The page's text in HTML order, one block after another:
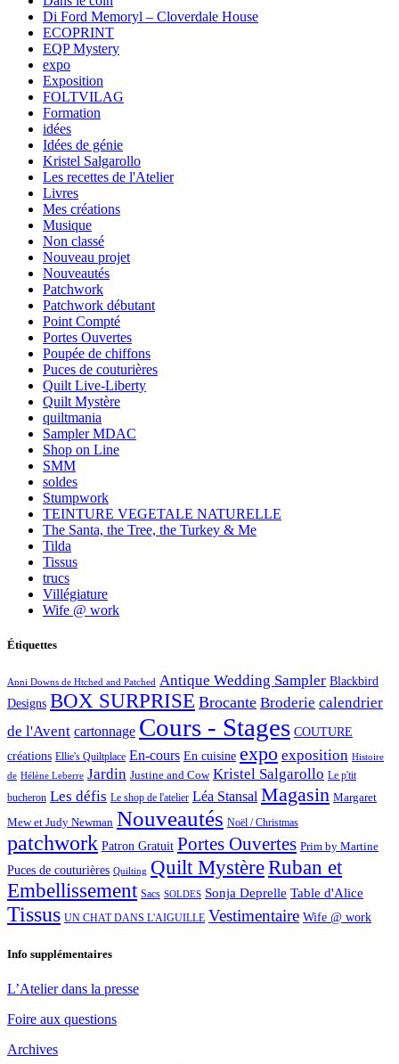
Di Ford Memoryl – Cloverdale House
ECOPRINT
EQP Mystery
expo
Exposition
FOLTVILAG
Formation
idées
Idées de génie
Kristel Salgarollo
Les recettes de l'Atelier
Livres
Mes créations
Musique
Non classé
Nouveau projet
Nouveautés
Patchwork
Patchwork débutant
Point Compté
Portes Ouvertes
Poupée de chiffons
Puces de couturières
Quilt Live-Liberty
Quilt Mystère
quiltmania
Sampler MDAC
Shop on Line
SMM
soldes
Stumpwork
TEINTURE VEGETALE NATURELLE
The Santa, the Tree, the Turkey & Me
Tilda
Tissus
trucs
Villégiature
Wife @ work
Étiquettes
Anni Downs de Htched and Patched Antique Wedding Sampler Blackbird
Designs BOX SURPRISE Brocante Broderie calendrier
de l'Avent cartonnage Cours - Stages COUTURE
créations Ellie's Quiltplace En-cours En cuisine expo exposition Histoire
de Hélène Leberre Jardin Justine and Cow Kristel Salgarollo Le p'tit
bucheron Les défis Le shop de l'atelier Léa Stansal Magasin Margaret
Mew et Judy Newman Nouveautés Noël / Christmas
patchwork Patron Gratuit Portes Ouvertes Prim by Martine
Puces de couturières Quilting Quilt MystèreRuban et
Embellissement Sacs SOLDES Sonja Deprelle Table d'Alice
Tissus UN CHAT DANS L'AIGUILLE Vestimentaire Wife @ work
Info supplémentaires
L’Atelier dans la presse
Foire aux questions
Archives